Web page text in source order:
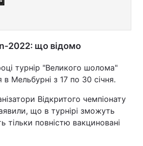
2022: що відомо
турнір "Великого шолома"
в Мельбурні з 17 по 30 січня.
Відкритого чемпіонату
що в турнірі зможуть
тільки повністю вакциновані